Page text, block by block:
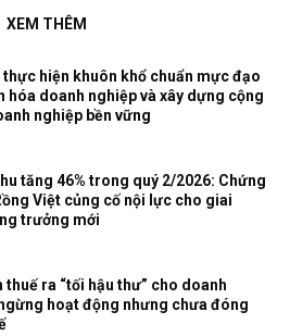
XEM THÊM
thực hiện khuôn khổ chuẩn mực đạo
hóa doanh nghiệp và xây dựng cộng
nghiệp bền vững
tăng 46% trong quý 2/2026: Chứng
Việt củng cố nội lực cho giai
trưởng mới
thuế ra “tối hậu thư” cho doanh
hoạt động nhưng chưa đóng